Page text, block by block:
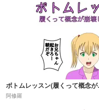
ボトム
阿修羅